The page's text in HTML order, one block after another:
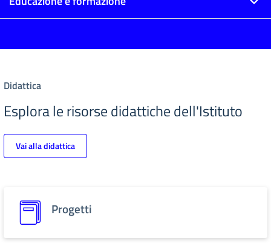
Didattica
Esplora le risorse didattiche dell'Istituto
Vai alla didattica
Progetti